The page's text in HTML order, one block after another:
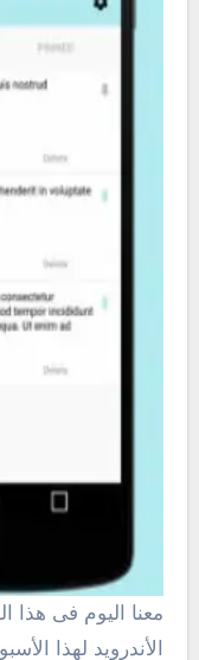
معنا اليوم فى هذا المقال واحد من أجدد تطبيقات